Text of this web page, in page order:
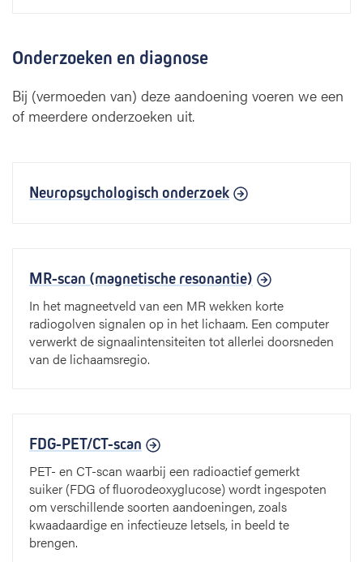
Onderzoeken en diagnose
Bij (vermoeden van) deze aandoening voeren we een
of meerdere onderzoeken uit.
Neuropsychologisch onderzoek
MR-scan (magnetische resonantie)
In het magneetveld van een MR wekken korte
radiogolven signalen op in het lichaam. Een computer
verwerkt de signaalintensiteiten tot allerlei doorsneden
van de lichaamsregio.
FDG-PET/CT-scan
PET- en CT-scan waarbij een radioactief gemerkt
suiker (FDG of fluorodeoxyglucose) wordt ingespoten
om verschillende soorten aandoeningen, zoals
kwaadaardige en infectieuze letsels, in beeld te
brengen.